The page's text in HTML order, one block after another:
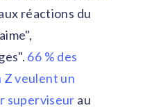
réactions du
66 % des
Z veulent un
superviseur au